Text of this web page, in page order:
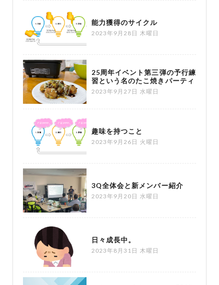
能力獲得のサイクル
2023年9月28日 木曜日
25周年イベント第三弾の予行練
習という名のたこ焼きパーティ
2023年9月27日 水曜日
趣味を持つこと
2023年9月26日 火曜日
3Q全体会と新メンバー紹介
2023年9月20日 水曜日
日々成長中。
2023年8月31日 木曜日